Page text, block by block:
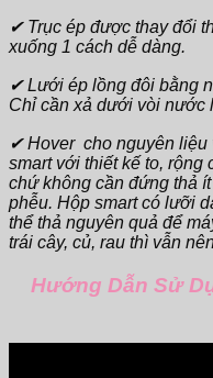
✔ Trục ép được thay đổi
xuống 1 cách dễ dàng.
✔ Lưới ép lồng đôi bằng
Chỉ cần xả dưới vòi nước
✔ Hover cho nguyên liệu
smart với thiết kế to, rộng
chứ không cần đứng thả
phễu. Hộp smart có lưỡi
thể thả nguyên quả để
trái cây, củ, rau thì vẫn
Hướng Dẫn Sử